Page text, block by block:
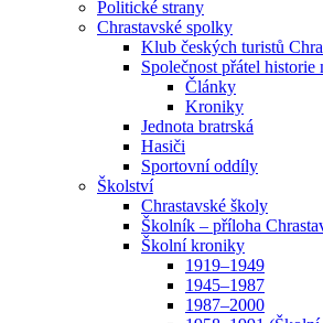
Politické strany
Chrastavské spolky
Klub českých turistů
Společnost přátel historie
Články
Kroniky
Jednota bratrská
Hasiči
Sportovní oddíly
Školství
Chrastavské školy
Školník – příloha
Školní kroniky
1919–1949
1945–1987
1987–2000